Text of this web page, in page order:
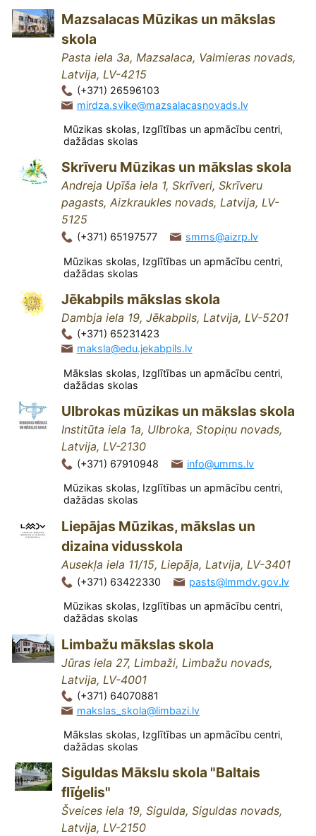
Mazsalacas Mūzikas un mākslas
skola
Pasta iela 3a, Mazsalaca, Valmieras novads,
Latvija, LV-4215
(+371) 26596103
mirdza.svike@mazsalacasnovads.lv
Mūzikas skolas, Izglītības un apmācību centri,
dažādas skolas
Skrīveru Mūzikas un mākslas skola
Andreja Upīša iela 1, Skrīveri, Skrīveru
pagasts, Aizkraukles novads, Latvija, LV-
5125
(+371) 65197577 smms@aizrp.lv
Mūzikas skolas, Izglītības un apmācību centri,
dažādas skolas
Jēkabpils mākslas skola
Dambja iela 19, Jēkabpils, Latvija, LV-5201
(+371) 65231423
maksla@edu.jekabpils.lv
Mākslas skolas, Izglītības un apmācību centri,
dažādas skolas
Ulbrokas mūzikas un mākslas skola
Institūta iela 1a, Ulbroka, Stopiņu novads,
Latvija, LV-2130
(+371) 67910948 info@umms.lv
Mūzikas skolas, Izglītības un apmācību centri,
dažādas skolas
Liepājas Mūzikas, mākslas un
dizaina vidusskola
Ausekļa iela 11/15, Liepāja, Latvija, LV-3401
(+371) 63422330 pasts@lmmdv.gov.lv
Mūzikas skolas, Izglītības un apmācību centri,
dažādas skolas
Limbažu mākslas skola
Jūras iela 27, Limbaži, Limbažu novads,
Latvija, LV-4001
(+371) 64070881
makslas_skola@limbazi.lv
Mākslas skolas, Izglītības un apmācību centri,
dažādas skolas
Siguldas Mākslu skola "Baltais
flīģelis"
Šveices iela 19, Sigulda, Siguldas novads,
Latvija, LV-2150